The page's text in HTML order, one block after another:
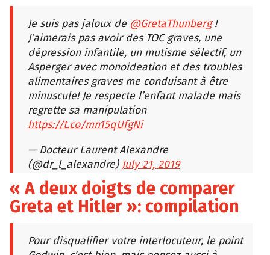
Je suis pas jaloux de @GretaThunberg!
J’aimerais pas avoir des TOC graves, une
dépression infantile, un mutisme sélectif, un
Asperger avec monoideation et des troubles
alimentaires graves me conduisant à être
minuscule! Je respecte l’enfant malade mais
regrette sa manipulation
https://t.co/mn15qUfgNi
— Docteur Laurent Alexandre
(@dr_l_alexandre) July 21, 2019
« A deux doigts de comparer
Greta et Hitler »: compilation
Pour disqualifier votre interlocuteur, le point